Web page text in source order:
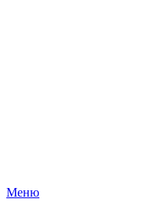
Меню